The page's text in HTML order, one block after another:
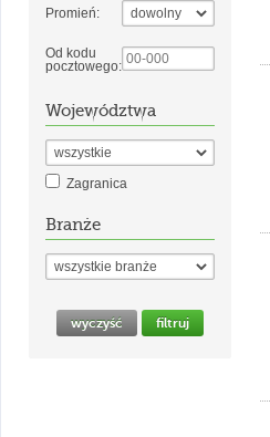
Promień:
Od kodu
pocztowego:
Województwa
Zagranica
Branże